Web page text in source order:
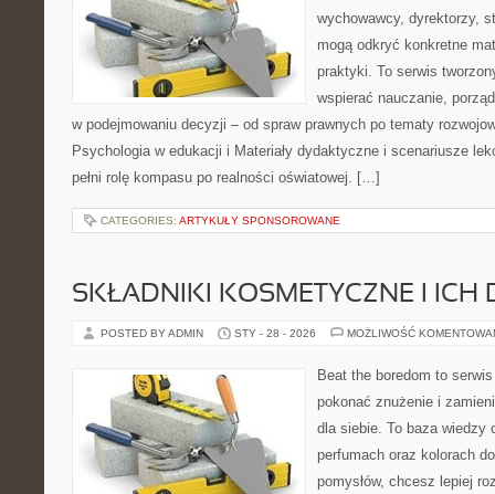
wychowawcy, dyrektorzy,
mogą odkryć konkretne
praktyki. To serwis
wspierać nauczanie,
w podejmowaniu decyzji – od spraw prawnych po tematy
Psychologia w edukacji i Materiały dydaktyczne i scenariusze
pełni rolę kompasu po realności oświatowej. […]
CATEGORIES: ARTYKUŁY SPONSOROWANE
SKŁADNIKI KOSMETYCZNE I ICH
POSTED BY ADMIN STY - 28 - 2026 MOŻLIWOŚĆ
Beat the boredom to
pokonać znużenie i
dla siebie. To baza wiedzy
perfumach oraz kolorach
pomysłów, chcesz lepiej